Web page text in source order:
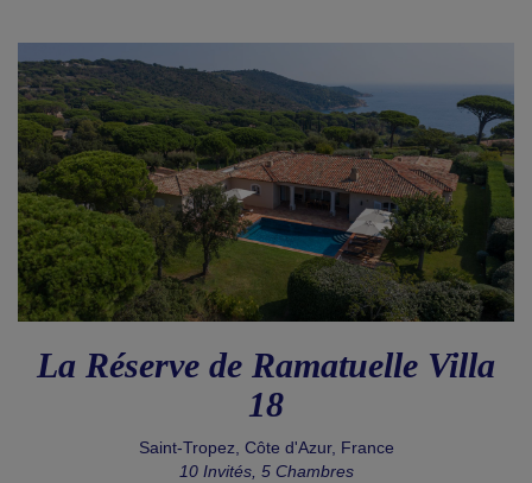
La Réserve de Ramatuelle Villa
18
Saint-Tropez, Côte d'Azur, France
10 Invités, 5 Chambres